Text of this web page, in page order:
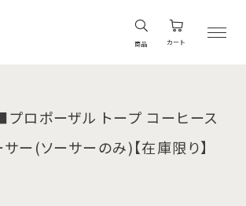
商品 カート
ロポーザル トープ コーヒース
ー(ソーサーのみ)【在庫限り】